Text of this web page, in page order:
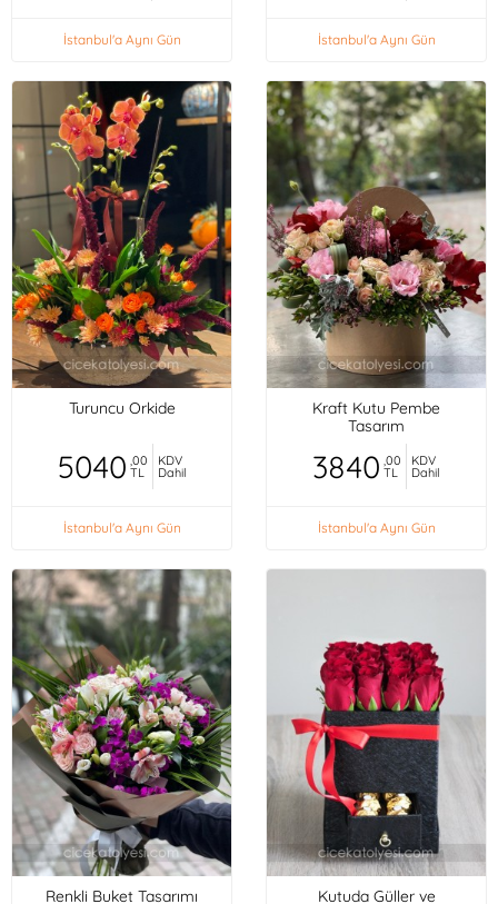
İstanbul'a Aynı Gün İstanbul'a Aynı Gün
Turuncu Orkide
5040 ,00
TL
KDV
Dahil
İstanbul'a Aynı Gün
Kraft Kutu Pembe
Tasarım
3840 ,00
TL
KDV
Dahil
İstanbul'a Aynı Gün
Renkli Buket Tasarımı
Kutuda Güller ve